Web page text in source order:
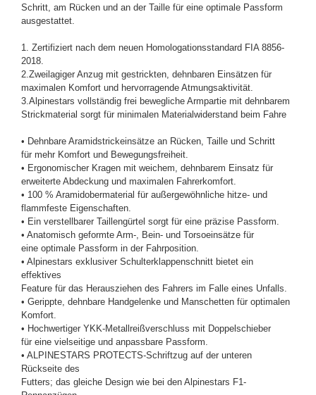
Schritt, am Rücken und an der Taille für eine optimale Passform
ausgestattet.
1. Zertifiziert nach dem neuen Homologationsstandard FIA 8856-
2018.
2.Zweilagiger Anzug mit gestrickten, dehnbaren Einsätzen für
maximalen Komfort und hervorragende Atmungsaktivität.
3.Alpinestars vollständig frei bewegliche Armpartie mit dehnbarem
Strickmaterial sorgt für minimalen Materialwiderstand beim Fahre
• Dehnbare Aramidstrickeinsätze an Rücken, Taille und Schritt
für mehr Komfort und Bewegungsfreiheit.
• Ergonomischer Kragen mit weichem, dehnbarem Einsatz für
erweiterte Abdeckung und maximalen Fahrerkomfort.
• 100 % Aramidobermaterial für außergewöhnliche hitze- und
flammfeste Eigenschaften.
• Ein verstellbarer Taillengürtel sorgt für eine präzise Passform.
• Anatomisch geformte Arm-, Bein- und Torsoeinsätze für
eine optimale Passform in der Fahrposition.
• Alpinestars exklusiver Schulterklappenschnitt bietet ein
effektives
Feature für das Herausziehen des Fahrers im Falle eines Unfalls.
• Gerippte, dehnbare Handgelenke und Manschetten für optimalen
Komfort.
• Hochwertiger YKK-Metallreißverschluss mit Doppelschieber
für eine vielseitige und anpassbare Passform.
• ALPINESTARS PROTECTS-Schriftzug auf der unteren
Rückseite des
Futters; das gleiche Design wie bei den Alpinestars F1-